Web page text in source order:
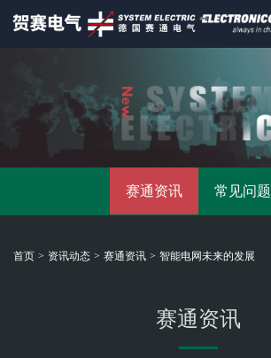
德国赛通
赛通资讯 常见问题
首页 > 资讯动态 > 赛通资讯 > 智能电网未来的发展
赛通资讯